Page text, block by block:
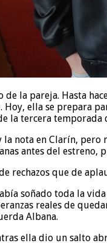
la pareja. Hasta
ella se prepara
la tercera
nota en Clarín,
antes del estreno,
rechazos que de
soñado toda la
reales de
Albana.
ella dio un salto